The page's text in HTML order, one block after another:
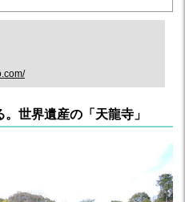
世界遺産の「天龍寺」